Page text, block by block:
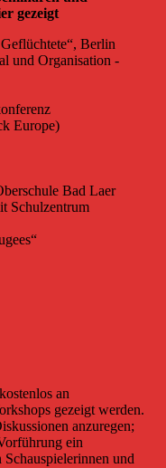
gezeigt
Berlin
und Organisation -
Europe)
Bad Laer
Schulzentrum
an
gezeigt werden.
anzuregen;
ein
und